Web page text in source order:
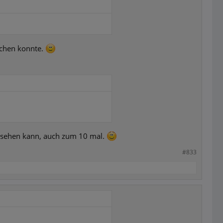
konnte.
kann, auch zum 10 mal.
#833